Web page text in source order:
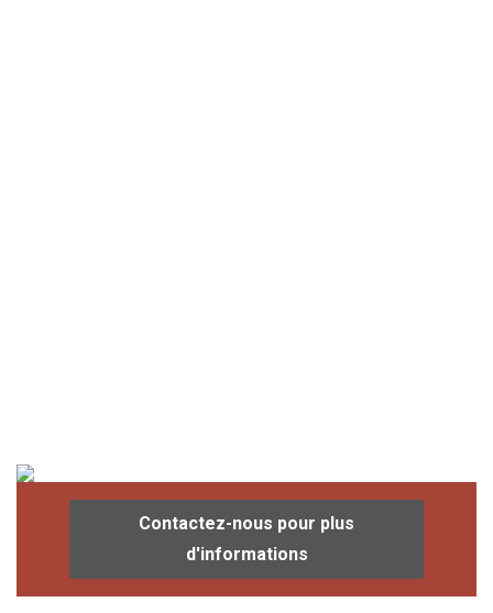
Contactez-nous pour plus
d'informations